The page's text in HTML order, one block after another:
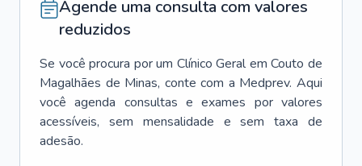
Agende uma consulta com valores
reduzidos
Se você procura por um Clínico Geral em Couto de
Magalhães de Minas, conte com a Medprev. Aqui
você agenda consultas e exames por valores
acessíveis, sem mensalidade e sem taxa de
adesão.